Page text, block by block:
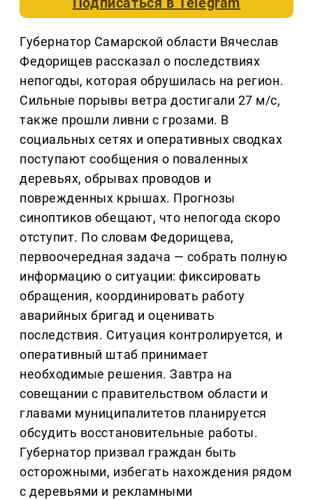
Губернатор Самарской области Вячеслав
Федорищев рассказал о последствиях
непогоды, которая обрушилась на регион.
Сильные порывы ветра достигали 27 м/с,
также прошли ливни с грозами. В
социальных сетях и оперативных сводках
поступают сообщения о поваленных
деревьях, обрывах проводов и
поврежденных крышах. Прогнозы
синоптиков обещают, что непогода скоро
отступит. По словам Федорищева,
первоочередная задача — собрать полную
информацию о ситуации: фиксировать
обращения, координировать работу
аварийных бригад и оценивать
последствия. Ситуация контролируется, и
оперативный штаб принимает
необходимые решения. Завтра на
совещании с правительством области и
главами муниципалитетов планируется
обсудить восстановительные работы.
Губернатор призвал граждан быть
осторожными, избегать нахождения рядом
с деревьями и рекламными